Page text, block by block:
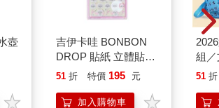
壺
吉伊卡哇 BONBON
DROP 貼紙 立體貼紙
水晶貼紙 手帳貼 裝飾
兔兔 Chiikawa
51 折 特價 195 元
加入購物車
組
51 折